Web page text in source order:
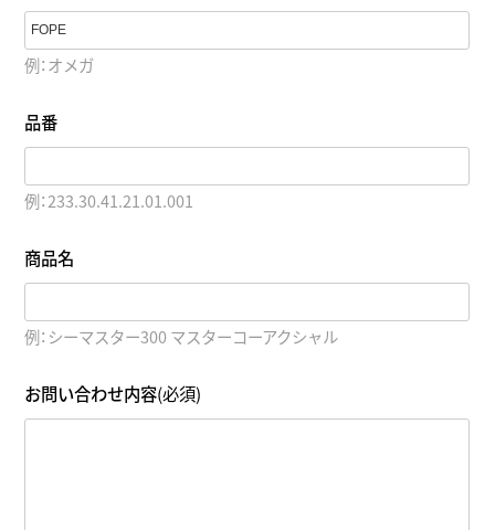
例：オメガ
品番
例：233.30.41.21.01.001
商品名
例：シーマスター300 マスターコーアクシャル
お問い合わせ内容(必須)